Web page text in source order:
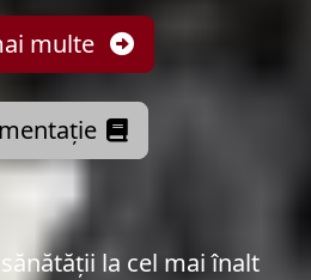
multe
la cel mai înalt